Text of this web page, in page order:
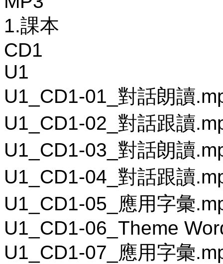
1.課本
CD1
U1
U1_CD1-01_對話朗讀
U1_CD1-02_對話跟讀
U1_CD1-03_對話朗讀
U1_CD1-04_對話跟讀
U1_CD1-05_應用字彙
U1_CD1-06_Theme
U1_CD1-07_應用字彙